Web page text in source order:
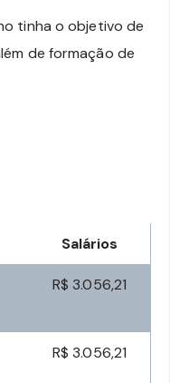
tinha o objetivo de
de formação de
Salários
R$ 3.056,21
R$ 3.056,21